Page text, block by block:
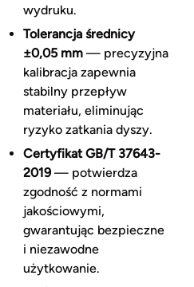
wydruku.
Tolerancja średnicy
±0,05 mm— precyzyjna
kalibracja zapewnia
stabilny przepływ
materiału, eliminując
ryzyko zatkania dyszy.
Certyfikat GB/T 37643-
2019— potwierdza
zgodność z normami
jakościowymi,
gwarantując bezpieczne
i niezawodne
użytkowanie.